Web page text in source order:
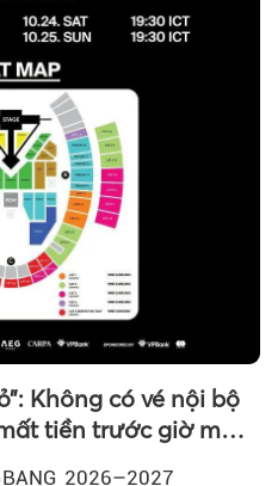
Không có vé nội bộ
tiền trước giờ mở
2026–2027